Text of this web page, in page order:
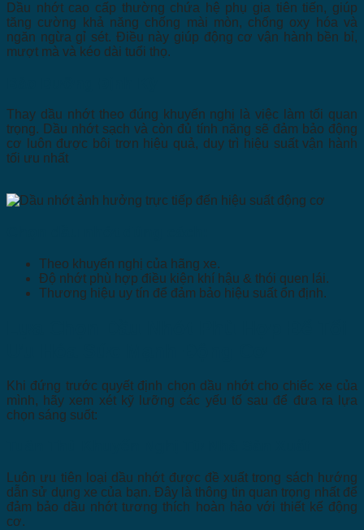
Dầu nhớt cao cấp thường chứa hệ phụ gia tiên tiến, giúp
tăng cường khả năng chống mài mòn, chống oxy hóa và
ngăn ngừa gỉ sét. Điều này giúp động cơ vận hành bền bỉ,
mượt mà và kéo dài tuổi thọ.
Thay dầu nhớt theo đúng khuyến nghị là việc làm tối quan
trọng. Dầu nhớt sạch và còn đủ tính năng sẽ đảm bảo động
cơ luôn được bôi trơn hiệu quả, duy trì hiệu suất vận hành
tối ưu nhất
Theo khuyến nghị của hãng xe.
Độ nhớt phù hợp điều kiện khí hậu & thói quen lái.
Thương hiệu uy tín để đảm bảo hiệu suất ổn định.
Khi đứng trước quyết định chọn dầu nhớt cho chiếc xe của
mình, hãy xem xét kỹ lưỡng các yếu tố sau để đưa ra lựa
chọn sáng suốt:
Luôn ưu tiên loại dầu nhớt được đề xuất trong sách hướng
dẫn sử dụng xe của bạn. Đây là thông tin quan trọng nhất để
đảm bảo dầu nhớt tương thích hoàn hảo với thiết kế động
cơ.